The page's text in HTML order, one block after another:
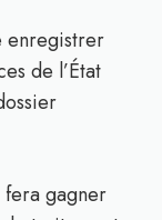
enregistrer
de l’État
fera gagner